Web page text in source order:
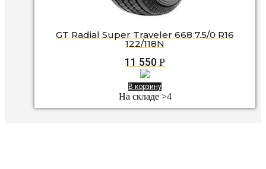
GT Radial Super Traveler 668 7.5/0 R16
122/118N
11 550 Р
В корзину
На складе >4